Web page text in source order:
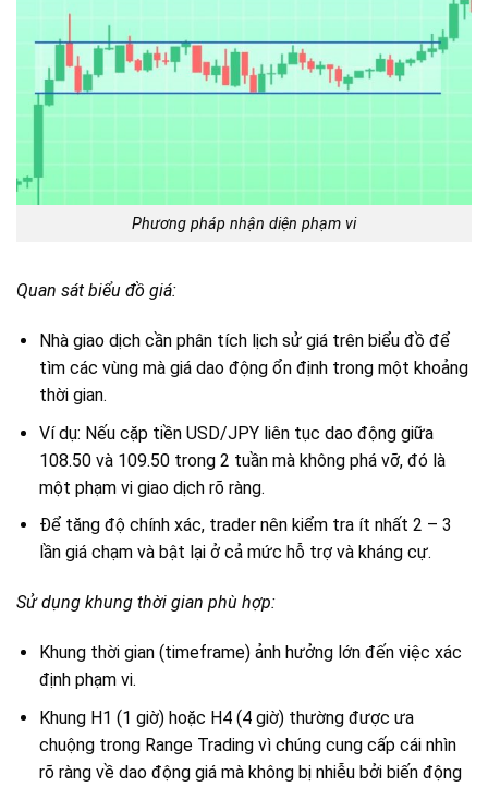
Phương pháp nhận diện phạm vi
Quan sát biểu đồ giá:
Nhà giao dịch cần phân tích lịch sử giá trên biểu đồ để
tìm các vùng mà giá dao động ổn định trong một khoảng
thời gian.
Ví dụ: Nếu cặp tiền USD/JPY liên tục dao động giữa
108.50 và 109.50 trong 2 tuần mà không phá vỡ, đó là
một phạm vi giao dịch rõ ràng.
Để tăng độ chính xác, trader nên kiểm tra ít nhất 2 – 3
lần giá chạm và bật lại ở cả mức hỗ trợ và kháng cự.
Sử dụng khung thời gian phù hợp:
Khung thời gian (timeframe) ảnh hưởng lớn đến việc xác
định phạm vi.
Khung H1 (1 giờ) hoặc H4 (4 giờ) thường được ưa
chuộng trong Range Trading vì chúng cung cấp cái nhìn
rõ ràng về dao động giá mà không bị nhiễu bởi biến động